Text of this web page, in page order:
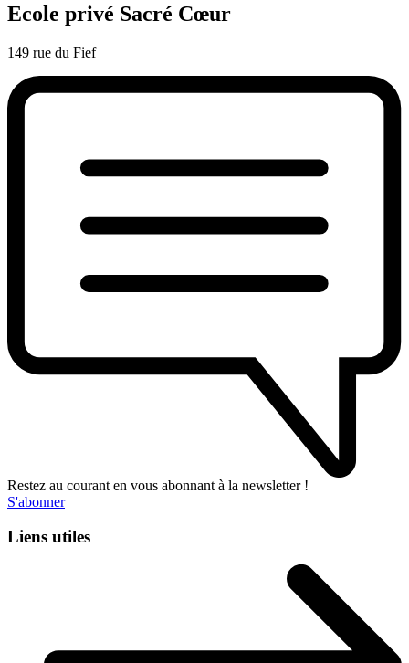
Ecole privé Sacré Cœur
149 rue du Fief
Restez au courant en vous abonnant à la newsletter !
S'abonner
Liens utiles